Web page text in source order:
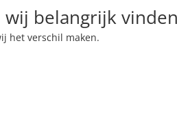
wij belangrijk vinden
het verschil maken.